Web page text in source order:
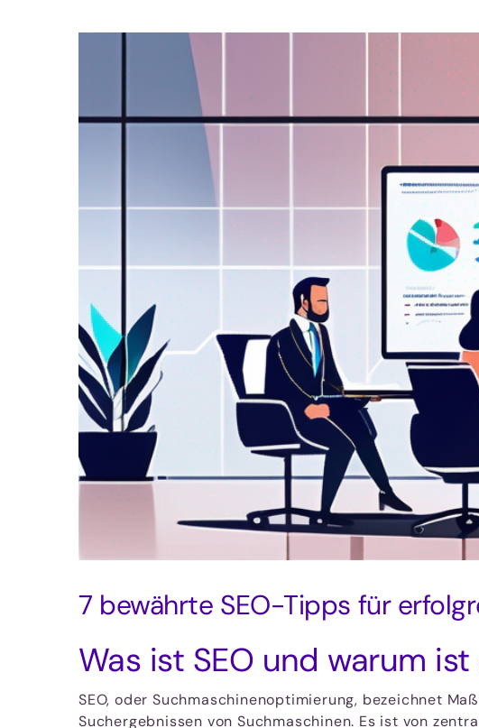
7 bewährte SEO-Tipps für
Was ist SEO und warum
SEO, oder Suchmaschinenoptimierung, bezeichnet
Suchergebnissen von Suchmaschinen. Es ist von